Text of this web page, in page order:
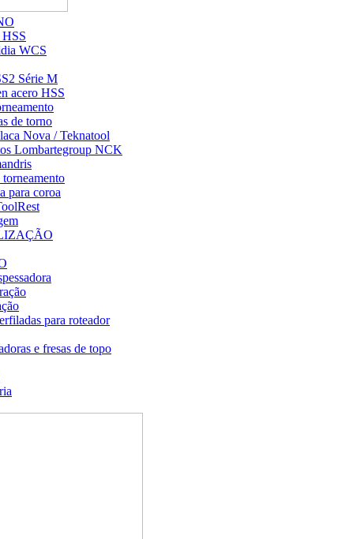
WCS
Série M
acero HSS
de torno
Nova / Teknatool
Lombartegroup NCK
para coroa
para roteador
e fresas de topo